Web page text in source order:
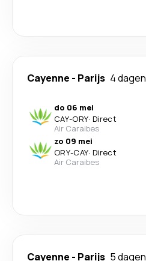
Cayenne - Parijs 4 dagen
do 06 mei
CAY-ORY· Direct
Air Caraibes
zo 09 mei
ORY-CAY· Direct
Air Caraibes
Cayenne - Parijs 5 dagen